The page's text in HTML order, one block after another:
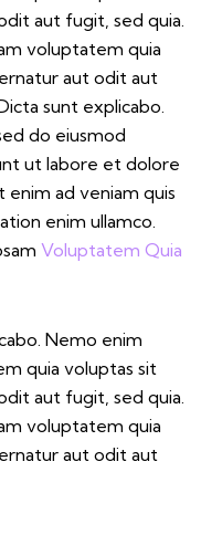
aut fugit, sed quia.
voluptatem quia
aut odit aut
sunt explicabo.
do eiusmod
ut labore et dolore
enim ad veniam quis
enim ullamco.
Voluptatem Quia
Nemo enim
quia voluptas sit
aut fugit, sed quia.
voluptatem quia
aut odit aut